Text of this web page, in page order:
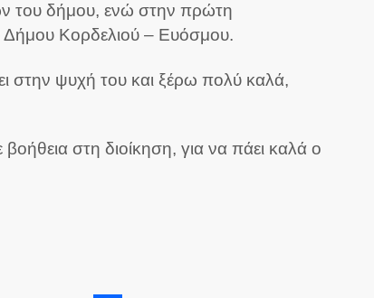
του δήμου, ενώ στην πρώτη
Κορδελιού – Ευόσμου.
στην ψυχή του και ξέρω πολύ καλά,
στη διοίκηση, για να πάει καλά ο